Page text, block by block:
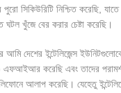
পুরো সিকিউরিটি নিশ্চিত করেছি,
ঘটল খুঁজে বের করার চেষ্টা করেছি।
আমি দেশের ইন্টেলিজেন্স
করেছি এবং তাদের
আলাপ করেছি। যেহেতু